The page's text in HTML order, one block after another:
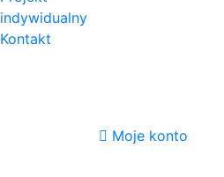
indywidualny
Kontakt
Moje konto